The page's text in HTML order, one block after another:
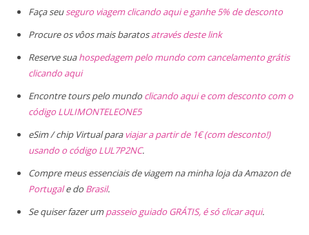
Faça seuseguro viagem clicando aqui e ganhe 5% de desconto
Procure os vôos mais baratosatravés deste link
Reserve suahospedagem pelo mundo com cancelamento grátis
clicando aqui
Encontre tours pelo mundo clicando aqui e com desconto com o
código LULIMONTELEONE5
eSim / chip Virtual paraviajar a partir de 1€ (com desconto!)
usando o código LUL7P2NC.
Compre meus essenciais de viagem na minha loja da Amazon de
Portugale do Brasil.
Se quiser fazer umpasseio guiado GRÁTIS, é só clicar aqui.